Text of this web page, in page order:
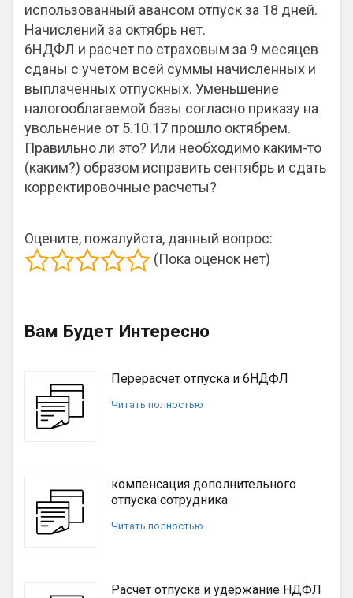
использованный авансом отпуск за 18 дней.
Начислений за октябрь нет.
6НДФЛ и расчет по страховым за 9 месяцев
сданы с учетом всей суммы начисленных и
выплаченных отпускных. Уменьшение
налогооблагаемой базы согласно приказу на
увольнение от 5.10.17 прошло октябрем.
Правильно ли это? Или необходимо каким-то
(каким?) образом исправить сентябрь и сдать
корректировочные расчеты?
Оцените, пожалуйста, данный вопрос:
(Пока оценок нет)
Вам Будет Интересно
Перерасчет отпуска и 6НДФЛ
Читать полностью
компенсация дополнительного
отпуска сотрудника
Читать полностью
Расчет отпуска и удержание НДФЛ